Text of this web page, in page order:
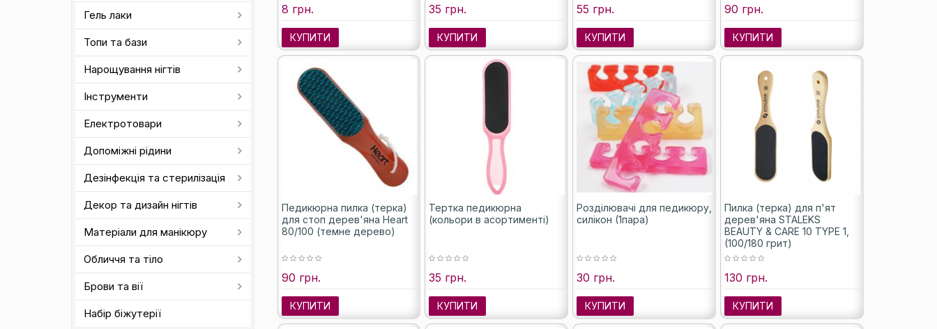
Гель лаки
Топи та бази
Нарощування нігтів
Інструменти
Електротовари
Допоміжні рідини
Дезінфекція та стерилізація
Декор та дизайн нігтів
Матеріали для манікюру
Обличчя та тіло
Брови та вії
Набір біжутерії
8 грн.
КУПИТИ
35 грн.
КУПИТИ
55 грн.
КУПИТИ
90 грн.
КУПИТИ
Педикюрна пилка (терка)
для стоп дерев'яна Heart
80/100 (темне дерево)
90 грн.
КУПИТИ
Тертка педикюрна
(кольори в асортименті)
35 грн.
КУПИТИ
Розділювачі для педикюру,
силікон (1пара)
30 грн.
КУПИТИ
Пилка (терка) для п'ят
дерев'яна STALEKS
BEAUTY & CARE 10 TYPE 1,
(100/180 грит)
130 грн.
КУПИТИ